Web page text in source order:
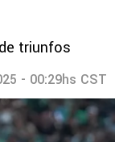
triunfos
- 00:29hs CST